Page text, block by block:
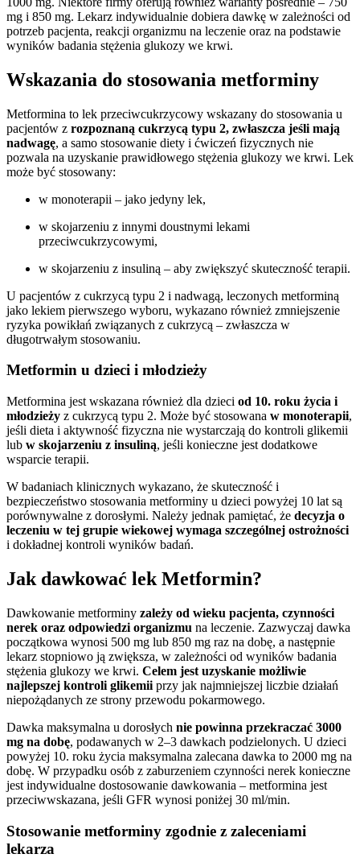
mg i 850 mg. Lekarz indywidualnie dobiera dawkę w zależności od
potrzeb pacjenta, reakcji organizmu na leczenie oraz na podstawie
wyników badania stężenia glukozy we krwi.
Wskazania do stosowania metforminy
Metformina to lek przeciwcukrzycowy wskazany do stosowania u
pacjentów z rozpoznaną cukrzycą typu 2, zwłaszcza jeśli mają
nadwagę, a samo stosowanie diety i ćwiczeń fizycznych nie
pozwala na uzyskanie prawidłowego stężenia glukozy we krwi. Lek
może być stosowany:
w monoterapii – jako jedyny lek,
w skojarzeniu z innymi doustnymi lekami
przeciwcukrzycowymi,
w skojarzeniu z insuliną – aby zwiększyć skuteczność terapii.
U pacjentów z cukrzycą typu 2 i nadwagą, leczonych metforminą
jako lekiem pierwszego wyboru, wykazano również zmniejszenie
ryzyka powikłań związanych z cukrzycą – zwłaszcza w
długotrwałym stosowaniu.
Metformin u dzieci i młodzieży
Metformina jest wskazana również dla dzieci od 10. roku życia i
młodzieży z cukrzycą typu 2. Może być stosowana w monoterapii,
jeśli dieta i aktywność fizyczna nie wystarczają do kontroli glikemii
lub w skojarzeniu z insuliną, jeśli konieczne jest dodatkowe
wsparcie terapii.
W badaniach klinicznych wykazano, że skuteczność i
bezpieczeństwo stosowania metforminy u dzieci powyżej 10 lat są
porównywalne z dorosłymi. Należy jednak pamiętać, że decyzja o
leczeniu w tej grupie wiekowej wymaga szczególnej ostrożności
i dokładnej kontroli wyników badań.
Jak dawkować lek Metformin?
Dawkowanie metforminy zależy od wieku pacjenta, czynności
nerek oraz odpowiedzi organizmu na leczenie. Zazwyczaj dawka
początkowa wynosi 500 mg lub 850 mg raz na dobę, a następnie
lekarz stopniowo ją zwiększa, w zależności od wyników badania
stężenia glukozy we krwi. Celem jest uzyskanie możliwie
najlepszej kontroli glikemii przy jak najmniejszej liczbie działań
niepożądanych ze strony przewodu pokarmowego.
Dawka maksymalna u dorosłych nie powinna przekraczać 3000
mg na dobę, podawanych w 2–3 dawkach podzielonych. U dzieci
powyżej 10. roku życia maksymalna zalecana dawka to 2000 mg na
dobę. W przypadku osób z zaburzeniem czynności nerek konieczne
jest indywidualne dostosowanie dawkowania – metformina jest
przeciwwskazana, jeśli GFR wynosi poniżej 30 ml/min.
Stosowanie metforminy zgodnie z zaleceniami
lekarza